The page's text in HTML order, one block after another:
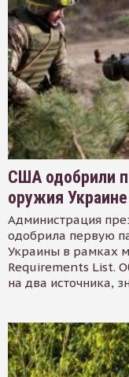
США одобрили
оружия
Администрация
одобрила первую
Украины в рамках
Requirements List.
на два источника,